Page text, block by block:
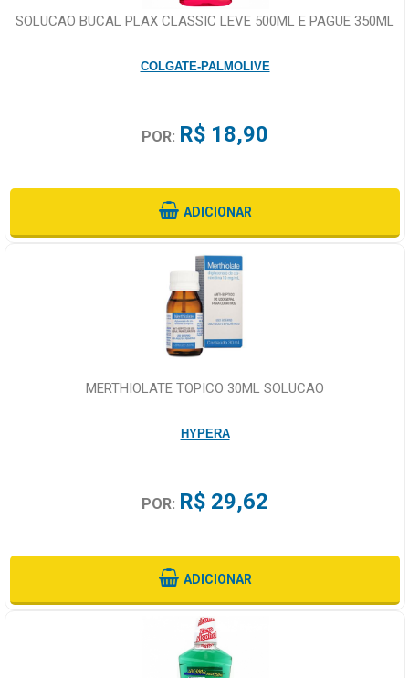
SOLUCAO BUCAL PLAX CLASSIC LEVE 500ML E PAGUE 350ML
COLGATE-PALMOLIVE
POR: R$ 18,90
ADICIONAR
MERTHIOLATE TOPICO 30ML SOLUCAO
HYPERA
POR: R$ 29,62
ADICIONAR